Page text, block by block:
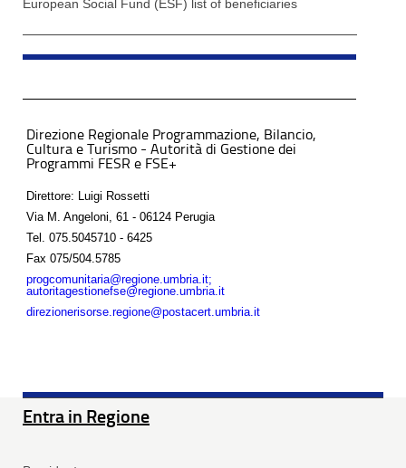
European Social Fund (ESF) list of beneficiaries
Direzione Regionale Programmazione, Bilancio,
Cultura e Turismo - Autorità di Gestione dei
Programmi FESR e FSE+
Direttore: Luigi Rossetti
Via M. Angeloni, 61 - 06124 Perugia
Tel.
075.5045710 - 6425
Fax 075/504.5785
progcomunitaria@regione.umbria.it;
autoritagestionefse@regione.umbria.it
direzionerisorse.regione@postacert.umbria.it
Entra in Regione